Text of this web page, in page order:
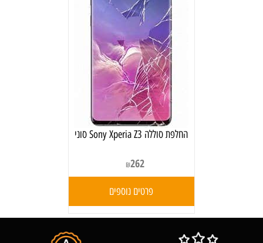
‏החלפת סוללה Sony Xperia Z3 סוני
₪262
פרטים נוספים